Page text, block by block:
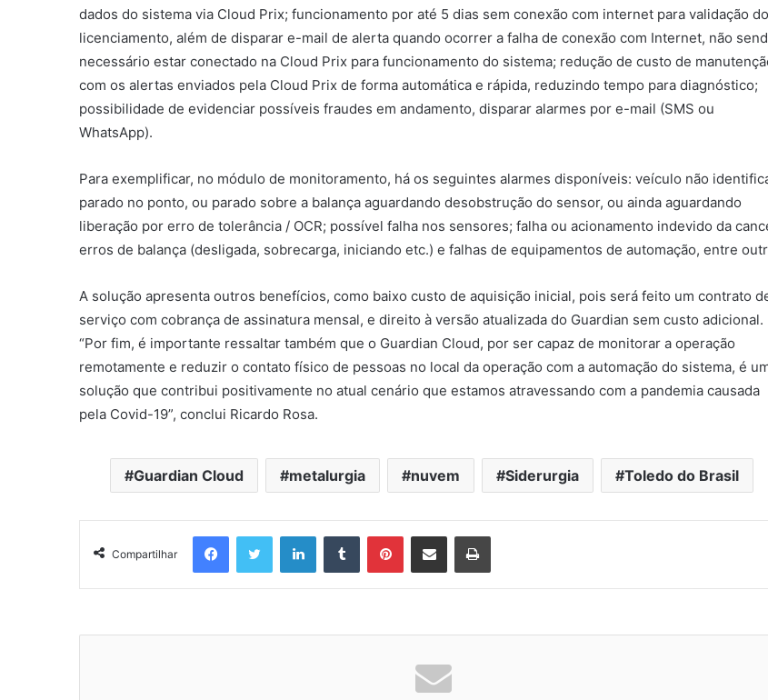
dados do sistema via Cloud Prix; funcionamento por até 5 dias sem conexão com internet para validação do
licenciamento, além de disparar e-mail de alerta quando ocorrer a falha de conexão com Internet, não
necessário estar conectado na Cloud Prix para funcionamento do sistema; redução de custo de
com os alertas enviados pela Cloud Prix de forma automática e rápida, reduzindo tempo para diagnóstico;
possibilidade de evidenciar possíveis fraudes em andamento, disparar alarmes por e-mail (SMS ou
WhatsApp).
Para exemplificar, no módulo de monitoramento, há os seguintes alarmes disponíveis: veículo não
parado no ponto, ou parado sobre a balança aguardando desobstrução do sensor, ou ainda aguardando
liberação por erro de tolerância / OCR; possível falha nos sensores; falha ou acionamento indevido da
erros de balança (desligada, sobrecarga, iniciando etc.) e falhas de equipamentos de automação, entre
A solução apresenta outros benefícios, como baixo custo de aquisição inicial, pois será feito um contrato
serviço com cobrança de assinatura mensal, e direito à versão atualizada do Guardian sem custo adicional.
“Por fim, é importante ressaltar também que o Guardian Cloud, por ser capaz de monitorar a operação
remotamente e reduzir o contato físico de pessoas no local da operação com a automação do sistema, é
solução que contribui positivamente no atual cenário que estamos atravessando com a pandemia causada
pela Covid-19”, conclui Ricardo Rosa.
Guardian Cloud metalurgia nuvem Siderurgia Toledo do Brasil
Compartilhar